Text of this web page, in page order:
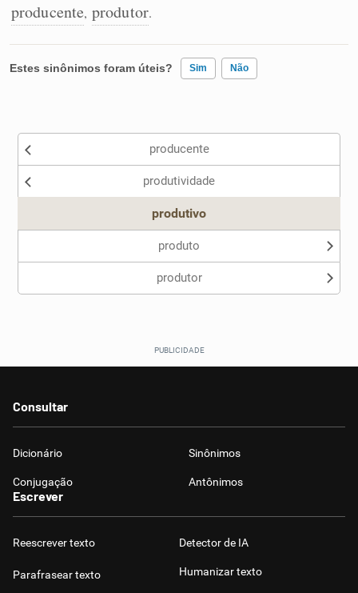
Dicionário
Sinônimos
producente, produtor.
Estes sinônimos foram úteis? Sim Não
Nenhum dos sinônimos apresentados me ajudou
producente
produtividade
produtivo
produto
produtor
Consultar
Dicionário Sinônimos
Conjugação Antônimos
Escrever
Reescrever texto
Parafrasear texto
Detector de IA
Humanizar texto